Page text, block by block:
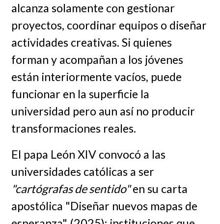
alcanza solamente con gestionar
proyectos, coordinar equipos o diseñar
actividades creativas. Si quienes
forman y acompañan a los jóvenes
están interiormente vacíos, puede
funcionar en la superficie la
universidad pero aun así no producir
transformaciones reales.
El papa León XIV convocó a las
universidades católicas a ser
"cartógrafas de sentido"en su carta
apostólica "Diseñar nuevos mapas de